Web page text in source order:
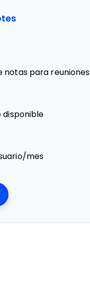
notas para reuniones
disponible
mes